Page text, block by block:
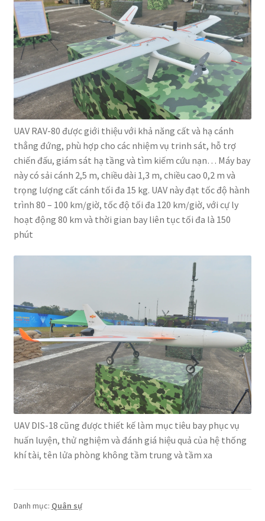
UAV RAV-80 được giới thiệu với khả năng cất và hạ cánh
thẳng đứng, phù hợp cho các nhiệm vụ trinh sát, hỗ trợ
chiến đấu, giám sát hạ tầng và tìm kiếm cứu nạn… Máy bay
này có sải cánh 2,5 m, chiều dài 1,3 m, chiều cao 0,2 m và
trọng lượng cất cánh tối đa 15 kg. UAV này đạt tốc độ hành
trình 80 – 100 km/giờ, tốc độ tối đa 120 km/giờ, với cự ly
hoạt động 80 km và thời gian bay liên tục tối đa là 150
phút
UAV DIS-18 cũng được thiết kế làm mục tiêu bay phục vụ
huấn luyện, thử nghiệm và đánh giá hiệu quả của hệ thống
khí tài, tên lửa phòng không tầm trung và tầm xa
Danh mục: Quân sự